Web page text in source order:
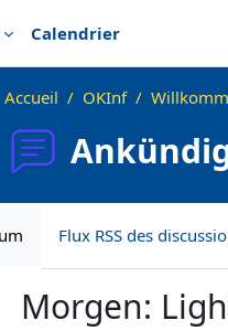
Calendrier
Accueil OKInf
Flux RSS des
Morgen: